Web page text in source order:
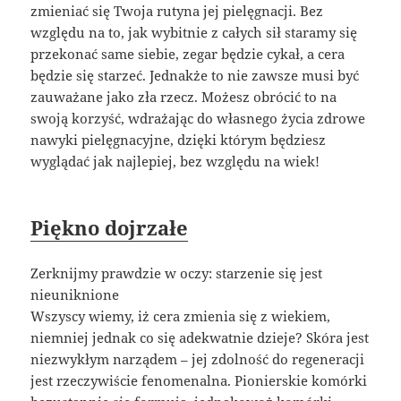
zmieniać się Twoja rutyna jej pielęgnacji. Bez
względu na to, jak wybitnie z całych sił staramy się
przekonać same siebie, zegar będzie cykał, a cera
będzie się starzeć. Jednakże to nie zawsze musi być
zauważane jako zła rzecz. Możesz obrócić to na
swoją korzyść, wdrażając do własnego życia zdrowe
nawyki pielęgnacyjne, dzięki którym będziesz
wyglądać jak najlepiej, bez względu na wiek!
Piękno dojrzałe
Zerknijmy prawdzie w oczy: starzenie się jest
nieuniknione
Wszyscy wiemy, iż cera zmienia się z wiekiem,
niemniej jednak co się adekwatnie dzieje? Skóra jest
niezwykłym narządem – jej zdolność do regeneracji
jest rzeczywiście fenomenalna. Pionierskie komórki